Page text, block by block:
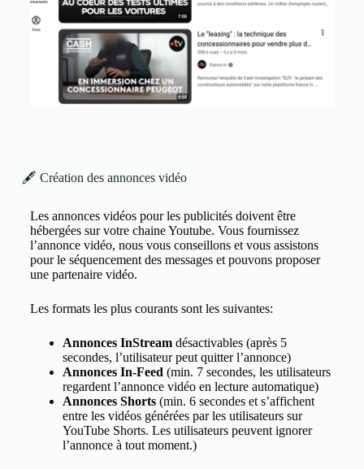
🖋️ Création des annonces vidéo
Les annonces vidéos pour les publicités doivent être
hébergées sur votre chaine Youtube. Vous fournissez
l’annonce vidéo, nous vous conseillons et vous assistons
pour le séquencement des messages et pouvons proposer
une partenaire vidéo.
Les formats les plus courants sont les suivantes:
Annonces InStreamdésactivables (après 5
secondes, l’utilisateur peut quitter l’annonce)
Annonces In-Feed (min. 7 secondes, les utilisateurs
regardent l’annonce vidéo en lecture automatique)
Annonces Shorts(min. 6 secondes et s’affichent
entre les vidéos générées par les utilisateurs sur
YouTube Shorts. Les utilisateurs peuvent ignorer
l’annonce à tout moment.)